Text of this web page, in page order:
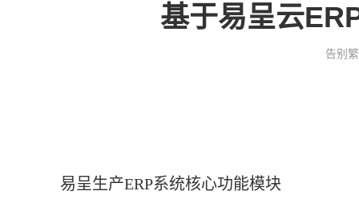
基于易呈云
告别
易呈生产ERP系统核心功能模块